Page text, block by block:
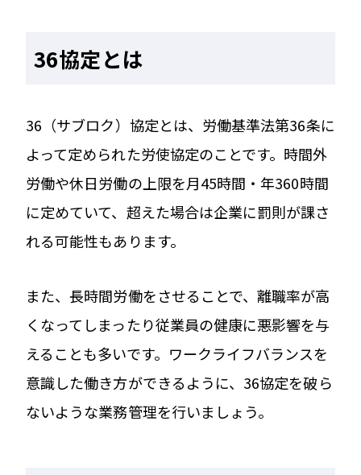
36協定とは
36（サブロク）協定とは、労働基準法第36条に
よって定められた労使協定のことです。時間外
労働や休日労働の上限を月45時間・年360時間
に定めていて、超えた場合は企業に罰則が課さ
れる可能性もあります。
また、長時間労働をさせることで、離職率が高
くなってしまったり従業員の健康に悪影響を与
えることも多いです。ワークライフバランスを
意識した働き方ができるように、36協定を破ら
ないような業務管理を行いましょう。